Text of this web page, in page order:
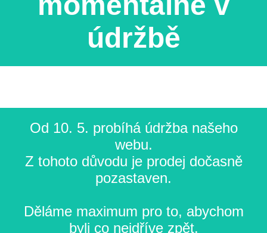
údržbě
Od 10. 5. probíhá údržba našeho
webu.
Z tohoto důvodu je prodej dočasně
pozastaven.
Děláme maximum pro to, abychom
byli co nejdříve zpět.